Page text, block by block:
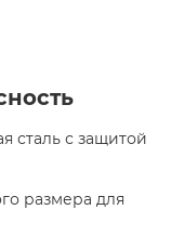
сталь с защитой
размера для